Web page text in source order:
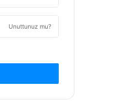
Unuttunuz mu?